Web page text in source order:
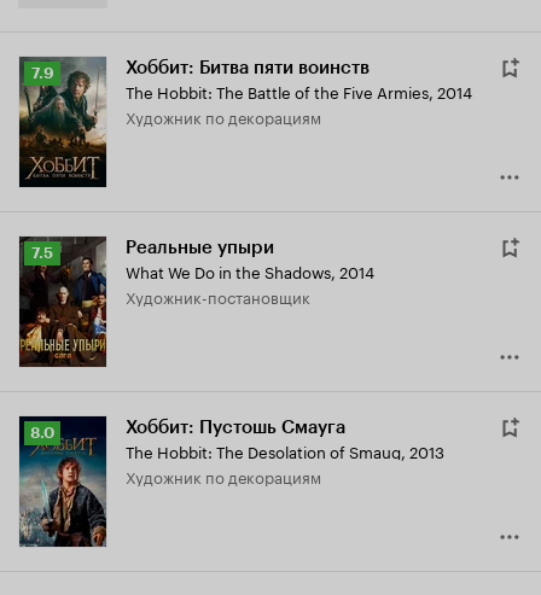
Рейтинг
Кинопоиска
7.9
7.9 Хоббит: Битва пяти воинств
The Hobbit: The Battle of the Five Armies, 2014
Художник по декорациям
Рейтинг
Кинопоиска
7.5
7.5 Реальные упыри
What We Do in the Shadows, 2014
Художник-постановщик
Рейтинг
Кинопоиска
8.0
8.0 Хоббит: Пустошь Смауга
The Hobbit: The Desolation of Smaug, 2013
Художник по декорациям